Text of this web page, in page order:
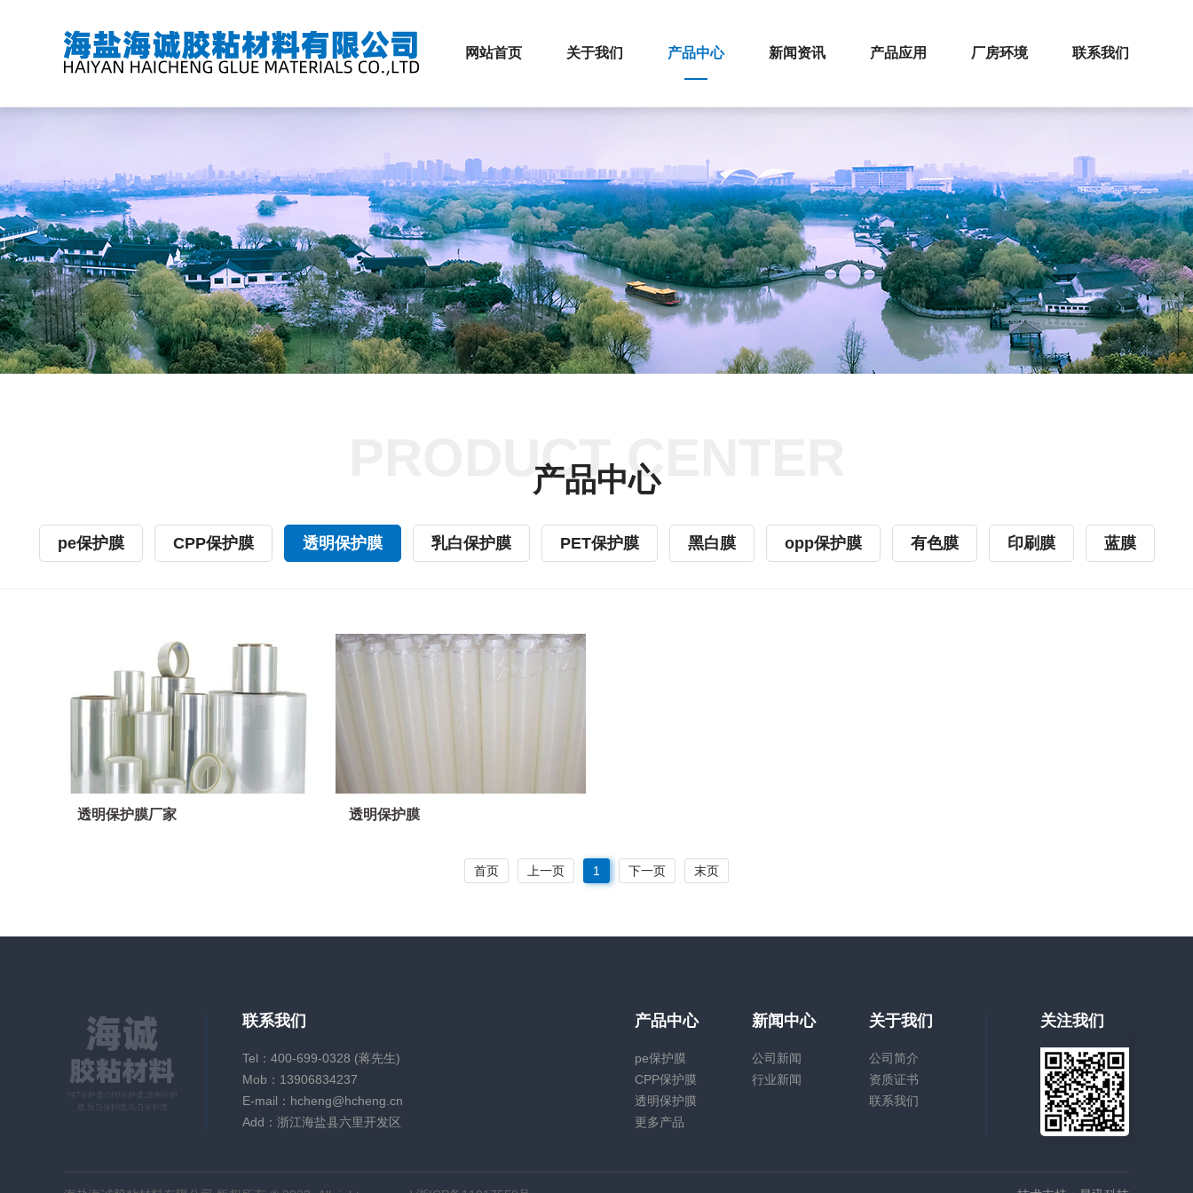
网站首页 关于我们 产品中心 新闻资讯 产品应用 厂房环境 联系我们
PRODUCT CENTER
产品中心
pe保护膜 CPP保护膜 透明保护膜 乳白保护膜 PET保护膜 黑白膜 opp保护膜 有色膜 印刷膜 蓝膜
透明保护膜厂家 透明保护膜
首页 上一页 1 下一页 末页
联系我们
Tel：400-699-0328 (蒋先生)
Mob：13906834237
E-mail：hcheng@hcheng.cn
Add：浙江海盐县六里开发区
关注我们
产品中心
pe保护膜
CPP保护膜
透明保护膜
更多产品
新闻中心
公司新闻
行业新闻
关于我们
公司简介
资质证书
联系我们